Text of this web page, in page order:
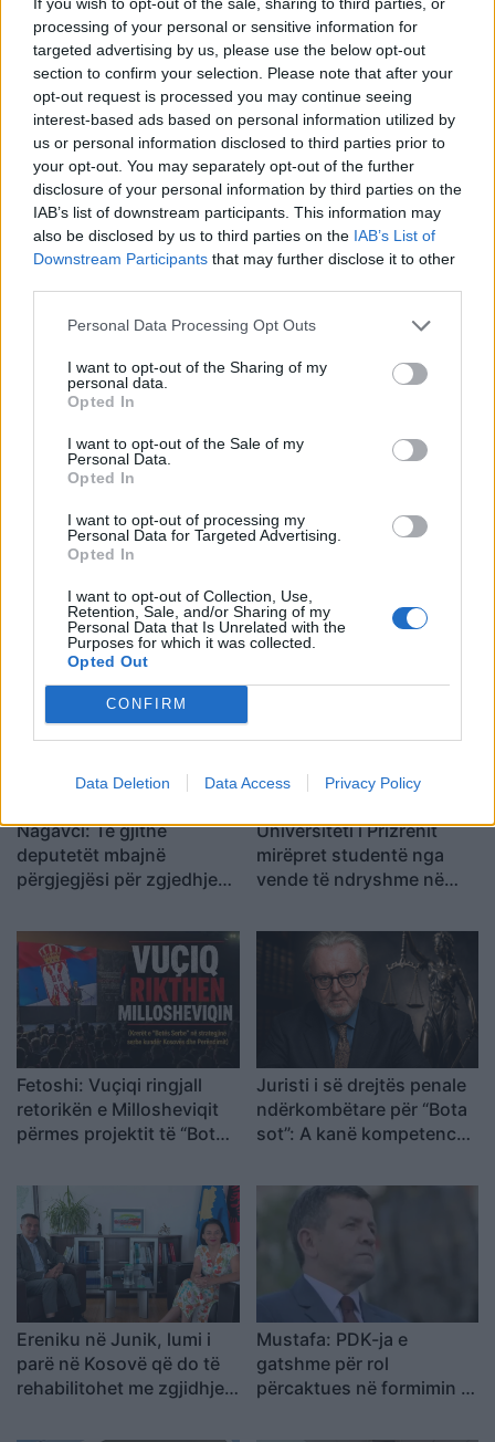
processing of your personal or sensitive information for
targeted advertising by us, please use the below opt-out
section to confirm your selection. Please note that after your
opt-out request is processed you may continue seeing
interest-based ads based on personal information utilized by
us or personal information disclosed to third parties prior to
your opt-out. You may separately opt-out of the further
disclosure of your personal information by third parties on the
IAB’s list of downstream participants. This information may
also be disclosed by us to third parties on the IAB’s List of
Downstream Participants that may further disclose it to other
Personal Data Processing Opt Outs
I want to opt-out of the Sharing of my
personal data.
Opted In
I want to opt-out of the Sale of my
Personal Data.
Opted In
I want to opt-out of processing my
Personal Data for Targeted Advertising.
Opted In
I want to opt-out of Collection, Use,
Retention, Sale, and/or Sharing of my
Personal Data that Is Unrelated with the
Purposes for which it was collected.
Opted Out
CONFIRM
Data Deletion Data Access Privacy Policy
Valdrin Sahiti vesh
Beyonce-n si Elvana
Gjata!
Shtuarmë13.04.2023 11:26
Tags:
Valdrin Sahiti është arrestuar
Nagavci: Të gjithë
deputetët mbajnë
përgjegjësi për zgjedhjen
Universiteti i Prizrenit
mirëpret studentë nga
vende të ndryshme në
Ndërkombëtare
Fetoshi: Vuçiqi ringjall
retorikën e Millosheviqit
përmes projektit të “Botës
Juristi i së drejtës penale
ndërkombëtare për “Bota
sot”: A kanë kompetencë
Kosovës për krime kundër
njerëzimit pas zbulimit
Ereniku në Junik, lumi i
parë në Kosovë që do të
rehabilitohet me zgjidhje
Mustafa: PDK-ja e
gatshme për rol
përcaktues në formimin e